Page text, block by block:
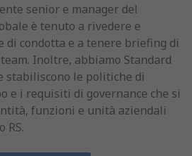
senior e manager del
è tenuto a rivedere e
di condotta e a tenere briefing di
Inoltre, abbiamo Standard
stabiliscono le politiche di
e i requisiti di governance che si
funzioni e unità aziendali
RS.